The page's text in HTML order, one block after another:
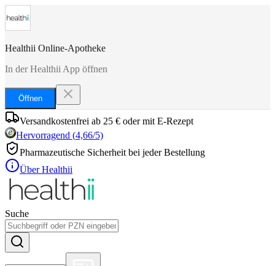
Healthii Online-Apotheke
In der Healthii App öffnen
Öffnen
Versandkostenfrei ab 25 € oder mit E-Rezept
Hervorragend (4,66/5)
Pharmazeutische Sicherheit bei jeder Bestellung
Über Healthii
Suche